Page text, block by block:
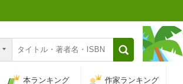
本ランキング 作家ランキング